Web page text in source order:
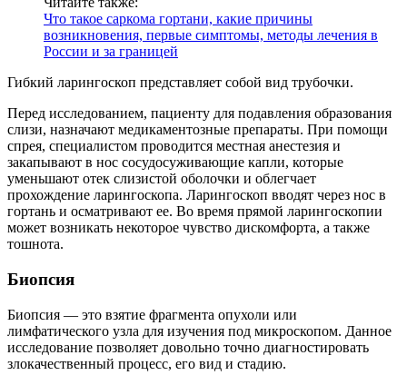
Что такое саркома гортани, какие причины
возникновения, первые симптомы, методы лечения в
России и за границей
Гибкий ларингоскоп представляет собой вид трубочки.
Перед исследованием, пациенту для подавления образования
слизи, назначают медикаментозные препараты. При помощи
спрея, специалистом проводится местная анестезия и
закапывают в нос сосудосуживающие капли, которые
уменьшают отек слизистой оболочки и облегчает
прохождение ларингоскопа. Ларингоскоп вводят через нос в
гортань и осматривают ее. Во время прямой ларингоскопии
может возникать некоторое чувство дискомфорта, а также
тошнота.
Биопсия
Биопсия — это взятие фрагмента опухоли или
лимфатического узла для изучения под микроскопом. Данное
исследование позволяет довольно точно диагностировать
злокачественный процесс, его вид и стадию.